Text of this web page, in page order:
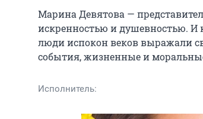
Марина Девятова —
искренностью и душевностью. И
люди испокон веков выражали
события, жизненные и
Исполнитель: